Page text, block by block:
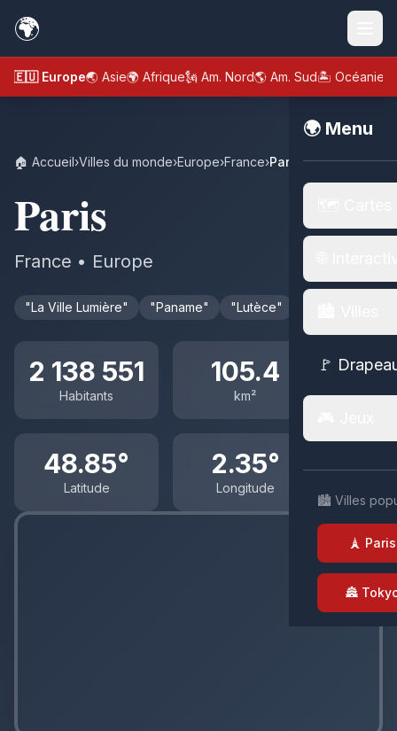
🌍
🇪🇺 Europe🌏 Asie🌍 Afrique🗽 Am. Nord🌎 Am. Sud🏝️ Océanie
🌍 Menu
🚩
🏙️ Villes
🗼 Paris
🏯
🏠 Accueil›Villes du monde›Europe›France›Paris
Paris
France • Europe
"La Ville Lumière" "Paname" "Lutèce"
2 138 551
Habitants
105.4
km²
48.85°
Latitude
2.35°
Longitude